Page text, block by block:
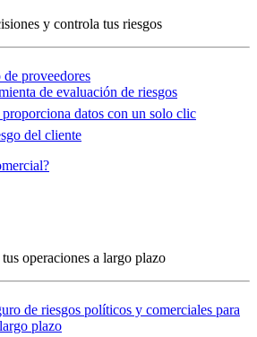
y controla tus riesgos
proveedores
de evaluación de riesgos
proporciona datos con un solo clic
del cliente
operaciones a largo plazo
de riesgos políticos y comerciales para
plazo